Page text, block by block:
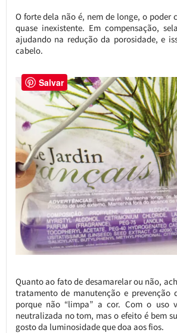
O forte dela não é, nem de longe, o poder
quase inexistente. Em compensação,
ajudando na redução da porosidade, e
cabelo.
Quanto ao fato de desamarelar ou não,
tratamento de manutenção e prevenção
porque não “limpa” a cor. Com o uso
neutralizada no tom, mas o efeito é bem
gosto da luminosidade que doa aos fios.
Salvar